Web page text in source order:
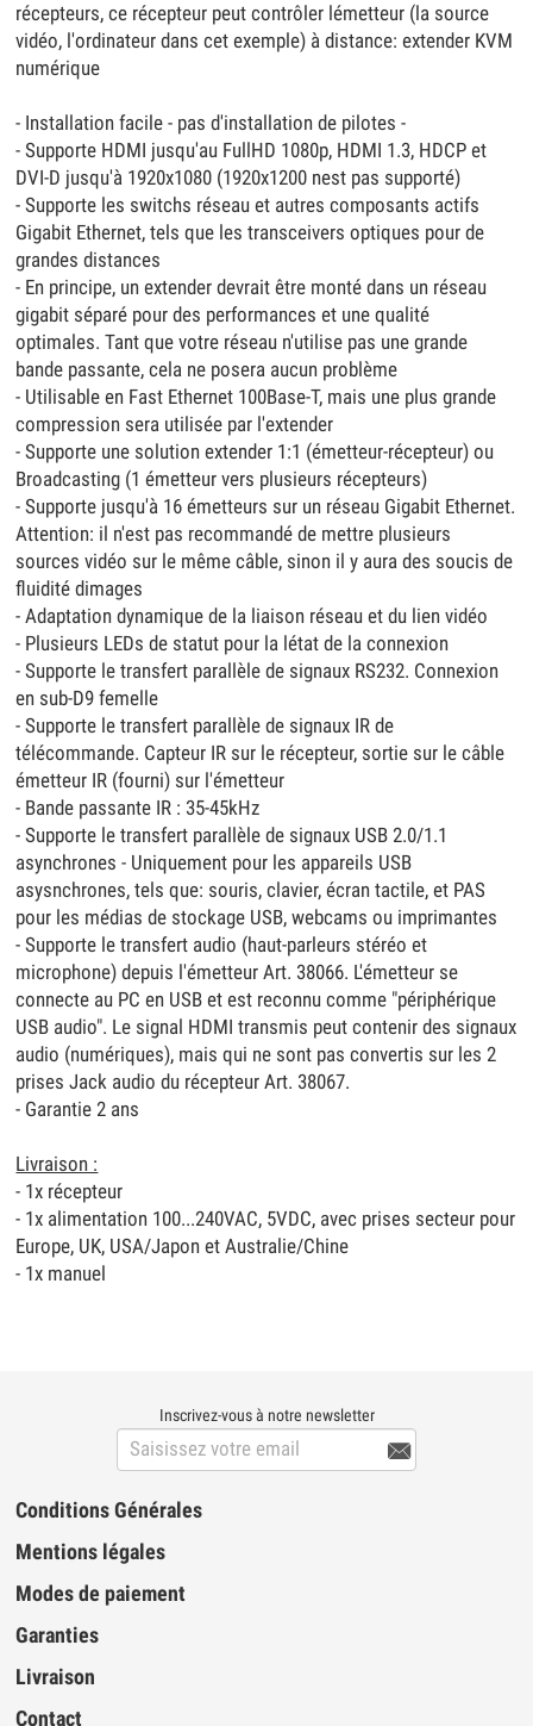
récepteurs, ce récepteur peut contrôler lémetteur (la source
vidéo, l'ordinateur dans cet exemple) à distance: extender KVM
numérique
- Installation facile - pas d'installation de pilotes -
- Supporte HDMI jusqu'au FullHD 1080p, HDMI 1.3, HDCP et
DVI-D jusqu'à 1920x1080 (1920x1200 nest pas supporté)
- Supporte les switchs réseau et autres composants actifs
Gigabit Ethernet, tels que les transceivers optiques pour de
grandes distances
- En principe, un extender devrait être monté dans un réseau
gigabit séparé pour des performances et une qualité
optimales. Tant que votre réseau n'utilise pas une grande
bande passante, cela ne posera aucun problème
- Utilisable en Fast Ethernet 100Base-T, mais une plus grande
compression sera utilisée par l'extender
- Supporte une solution extender 1:1 (émetteur-récepteur) ou
Broadcasting (1 émetteur vers plusieurs récepteurs)
- Supporte jusqu'à 16 émetteurs sur un réseau Gigabit Ethernet.
Attention: il n'est pas recommandé de mettre plusieurs
sources vidéo sur le même câble, sinon il y aura des soucis de
fluidité dimages
- Adaptation dynamique de la liaison réseau et du lien vidéo
- Plusieurs LEDs de statut pour la létat de la connexion
- Supporte le transfert parallèle de signaux RS232. Connexion
en sub-D9 femelle
- Supporte le transfert parallèle de signaux IR de
télécommande. Capteur IR sur le récepteur, sortie sur le câble
émetteur IR (fourni) sur l'émetteur
- Bande passante IR : 35-45kHz
- Supporte le transfert parallèle de signaux USB 2.0/1.1
asynchrones - Uniquement pour les appareils USB
asysnchrones, tels que: souris, clavier, écran tactile, et PAS
pour les médias de stockage USB, webcams ou imprimantes
- Supporte le transfert audio (haut-parleurs stéréo et
microphone) depuis l'émetteur Art. 38066. L'émetteur se
connecte au PC en USB et est reconnu comme "périphérique
USB audio". Le signal HDMI transmis peut contenir des signaux
audio (numériques), mais qui ne sont pas convertis sur les 2
prises Jack audio du récepteur Art. 38067.
- Garantie 2 ans
Livraison :
- 1x récepteur
- 1x alimentation 100...240VAC, 5VDC, avec prises secteur pour
Europe, UK, USA/Japon et Australie/Chine
- 1x manuel
Inscrivez-vous à notre newsletter

Conditions Générales
Mentions légales
Modes de paiement
Garanties
Livraison
Contact